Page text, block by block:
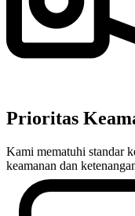
Prioritas
Kami mematuhi standar
keamanan dan